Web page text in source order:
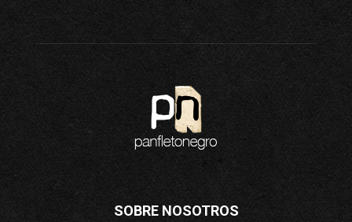
SOBRE NOSOTROS